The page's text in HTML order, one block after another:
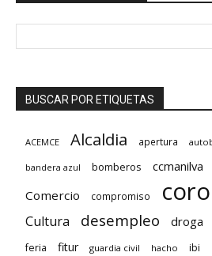
BUSCAR POR ETIQUETAS
ACEMCE Alcaldia apertura
bandera azul bomberos ccmanilva
Comercio compromiso
Cultura desempleo droga
feria fitur guardia civil hacho ibi